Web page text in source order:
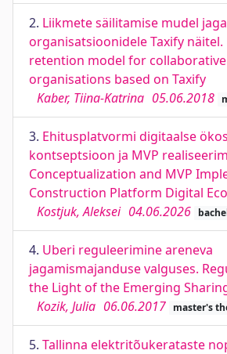
2. Liikmete säilitamise mudel
organisatsioonidele Taxify
retention model for
organisations based on Taxify
Kaber, Tiina-Katrina 05.06.2018
3. Ehitusplatvormi digitaalse
kontseptsioon ja MVP
Conceptualization and MVP
Construction Platform Digital
Kostjuk, Aleksei 04.06.2026
4. Uberi reguleerimine areneva
jagamismajanduse valguses.
the Light of the Emerging
Kozik, Julia 06.06.2017 master's
5. Tallinna elektritõukerataste